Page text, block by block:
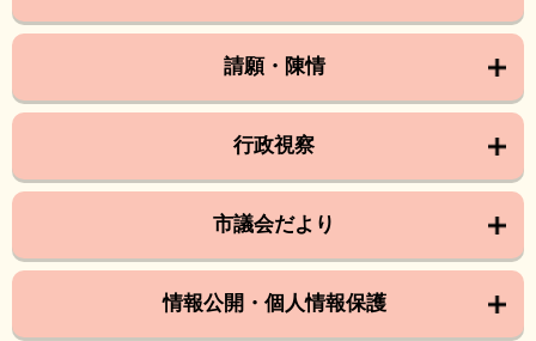
請願・陳情
行政視察
市議会だより
情報公開・個人情報保護